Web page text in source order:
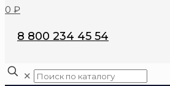
0 ₽
8 800 234 45 54
✕